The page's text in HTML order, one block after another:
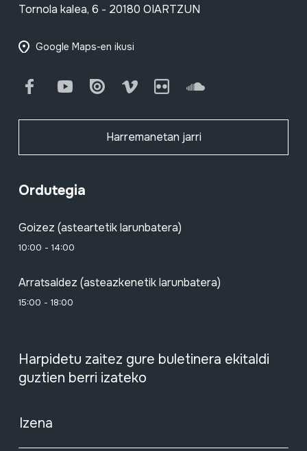
Tornola kalea, 6 - 20180 OIARTZUN
Google Maps-en ikusi
FacebookYoutube Issuu Vimeo Flickr SoundCloud
Harremanetan jarri
Ordutegia
Goizez (asteartetik larunbatera)
10:00 - 14:00
Arratsaldez (asteazkenetik larunbatera)
15:00 - 18:00
Harpidetu zaitez gure buletinera ekitaldi
guztien berri izateko
Izena